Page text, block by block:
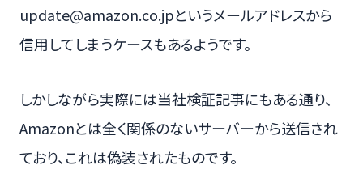
update@amazon.co.jpというメールアドレスから
信用してしまうケースもあるようです。
しかしながら実際には当社検証記事にもある通り、
Amazonとは全く関係のないサーバーから送信され
ており、これは偽装されたものです。